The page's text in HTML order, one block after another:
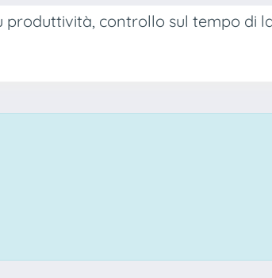
controllo sul tempo di